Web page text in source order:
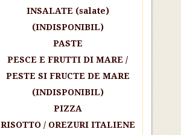
INSALATE (salate)
(INDISPONIBIL)
PASTE
PESCE E FRUTTI DI MARE /
PESTE SI FRUCTE DE MARE
(INDISPONIBIL)
PIZZA
RISOTTO / OREZURI ITALIENE